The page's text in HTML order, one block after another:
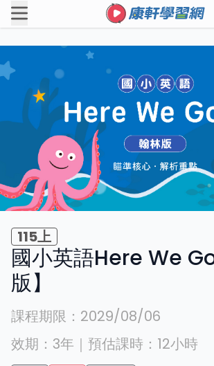
115上
國小英語Here We
版】
課程期限： 2029/08/06
效期： 3年 ｜ 預估課時： 12小時